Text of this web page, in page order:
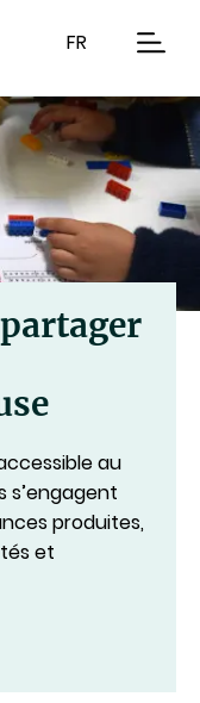
FR
au
s’engagent
produites,
et